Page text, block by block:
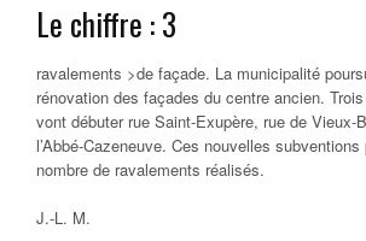
Le chiffre : 3
ravalements >de façade. La municipalité
rénovation des façades du centre ancien.
vont débuter rue Saint-Exupère, rue de Vieux-
l’Abbé-Cazeneuve. Ces nouvelles
nombre de ravalements réalisés.
J.-L. M.